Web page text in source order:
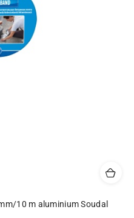
10 m aluminium Soudal